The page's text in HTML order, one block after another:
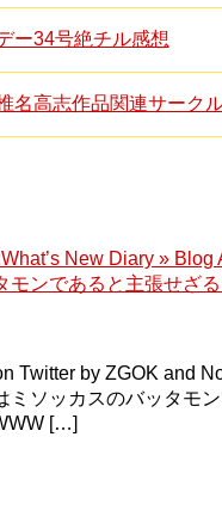
ー34号絶チル感想
高志作品関連サーク
New Diary »
ンであると主張せざ
Twitter by ZGOK and
ミソッカスのバッタモ
[…]